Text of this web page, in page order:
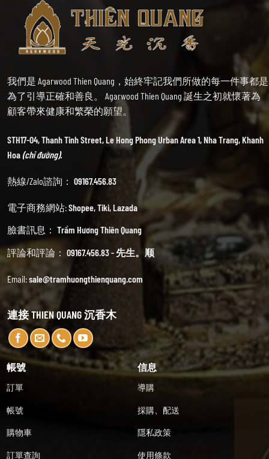
我們是 Agarwood Thien Quang，始終牢記我們所做的每一件事都是
為了引導正確和善良。 Agarwood Thien Quang 誕生之初就懷著為
顧客帶來健康和繁榮的願望。
STH17-04, Thanh Tinh Street, Le Hong Phong Urban Area 1, Nha Trang, Khanh
Hoa(chỉ đường).
熱線/Zalo諮詢： 09167.456.83
電子商務網站:Shopee,Tiki,Lazada
臉書訊息： Trầm Hương Thiên Quang
評論和評論： 09167.456.83 - 先生。顺
Email:sale@tramhuongthienquang.com
連接 THIEN QUANG 沉香木
帳號
訂單
帳號
購物車
訂單查詢
信息
導購
採購、配送
隱私政策
使用條款